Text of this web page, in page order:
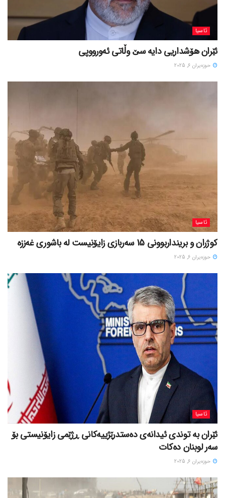
ئاسیا
ئێران هۆشداریی دایە سێ وڵاتی ئەورووپی
حوزه‌یران 6, 2025
ئاسیا
کوژران و برینداربوونی 15 سەربازی زایۆنیست لە باشوری غەززە
حوزه‌یران 6, 2025
ئاسیا
ئێران بە توندی ئیدانەی دەستدرێژییەکانی ڕژێمی زایۆنیستی بۆ
سەر لوبنان دەکات
حوزه‌یران 6, 2025